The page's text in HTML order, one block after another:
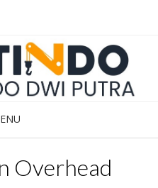
Overhead